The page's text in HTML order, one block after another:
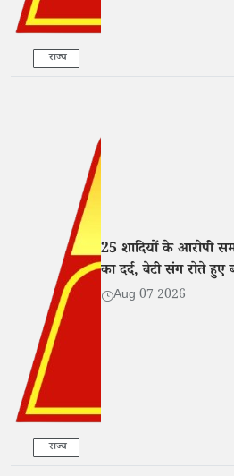
राज्य
राज्य
25 शादियों के आरोपी
का दर्द, बेटी संग रोते
Aug 07 2026